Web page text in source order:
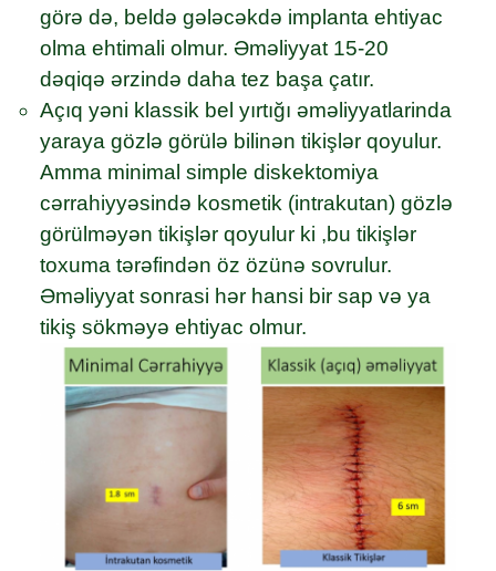
görə də, beldə gələcəkdə implanta ehtiyac
olma ehtimali olmur. Əməliyyat 15-20
dəqiqə ərzində daha tez başa çatır.
Açıq yəni klassik bel yırtığı əməliyyatlarinda
yaraya gözlə görülə bilinən tikişlər qoyulur.
Amma minimal simple diskektomiya
cərrahiyyəsində kosmetik (intrakutan) gözlə
görülməyən tikişlər qoyulur ki ,bu tikişlər
toxuma tərəfindən öz özünə sovrulur.
Əməliyyat sonrasi hər hansi bir sap və ya
tikiş sökməyə ehtiyac olmur.